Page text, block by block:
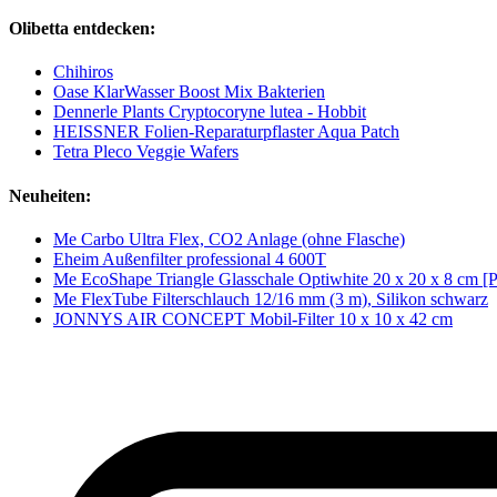
Olibetta entdecken:
Chihiros
Oase KlarWasser Boost Mix Bakterien
Dennerle Plants Cryptocoryne lutea - Hobbit
HEISSNER Folien-Reparaturpflaster Aqua Patch
Tetra Pleco Veggie Wafers
Neuheiten:
Me Carbo Ultra Flex, CO2 Anlage (ohne Flasche)
Eheim Außenfilter professional 4 600T
Me EcoShape Triangle Glasschale Optiwhite 20 x 20 x 8 cm
Me FlexTube Filterschlauch 12/16 mm (3 m), Silikon schwarz
JONNYS AIR CONCEPT Mobil-Filter 10 x 10 x 42 cm